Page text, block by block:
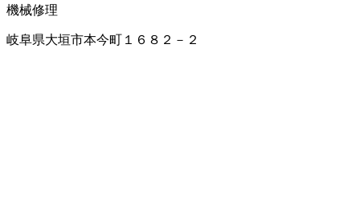
機械修理
岐阜県大垣市本今町１６８２－２